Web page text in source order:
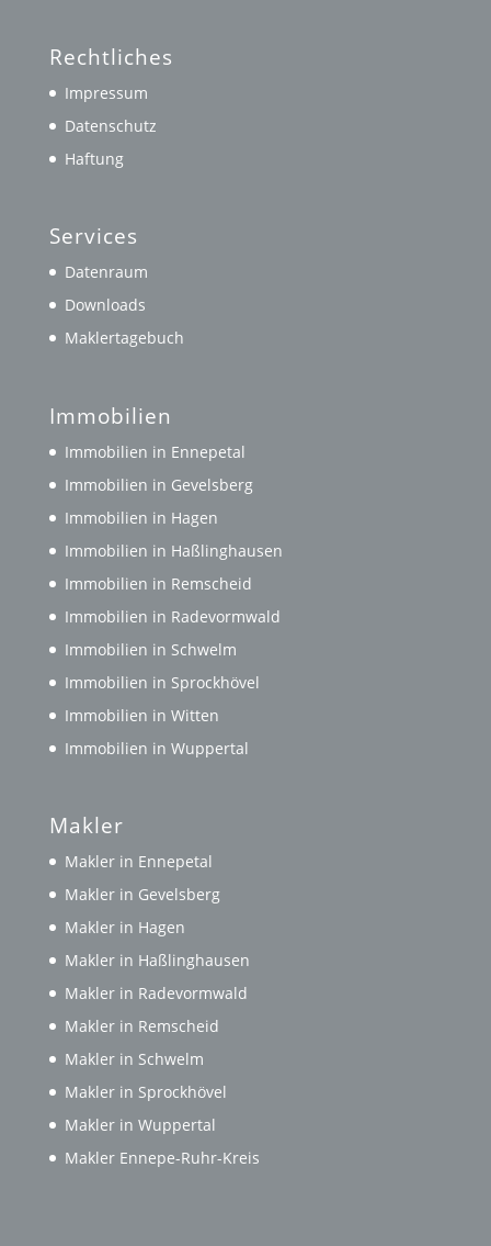
Rechtliches
Impressum
Datenschutz
Haftung
Services
Datenraum
Downloads
Maklertagebuch
Immobilien
Immobilien in Ennepetal
Immobilien in Gevelsberg
Immobilien in Hagen
Immobilien in Haßlinghausen
Immobilien in Remscheid
Immobilien in Radevormwald
Immobilien in Schwelm
Immobilien in Sprockhövel
Immobilien in Witten
Immobilien in Wuppertal
Makler
Makler in Ennepetal
Makler in Gevelsberg
Makler in Hagen
Makler in Haßlinghausen
Makler in Radevormwald
Makler in Remscheid
Makler in Schwelm
Makler in Sprockhövel
Makler in Wuppertal
Makler Ennepe-Ruhr-Kreis